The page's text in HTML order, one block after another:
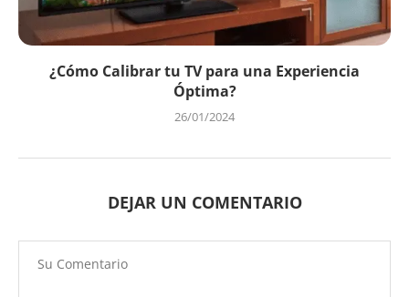
¿Cómo Calibrar tu TV para una Experiencia
Óptima?
26/01/2024
DEJAR UN COMENTARIO